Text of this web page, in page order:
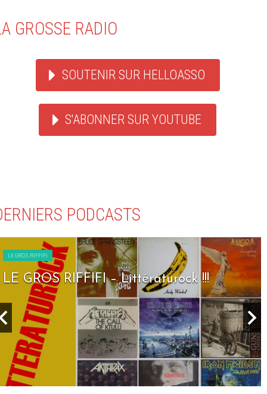
GROSSE RADIO
SOUTENIR SUR HELLOASSO
S'ABONNER SUR YOUTUBE
PODCASTS
LE GROS RIFFIFI
LE GROS RIFFIFI – Littératurock !!!